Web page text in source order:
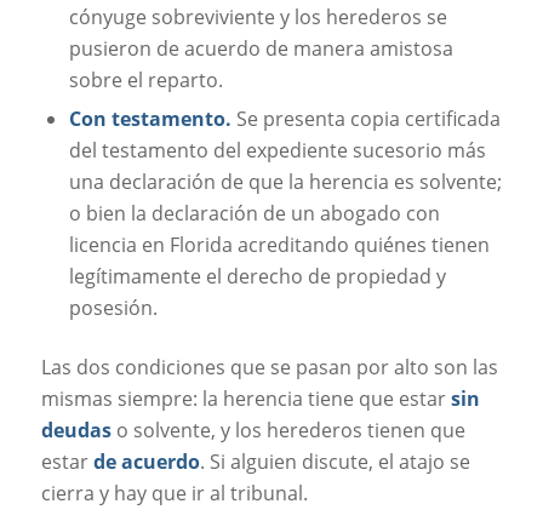
cónyuge sobreviviente y los herederos se
pusieron de acuerdo de manera amistosa
sobre el reparto.
Con testamento. Se presenta copia certificada
del testamento del expediente sucesorio más
una declaración de que la herencia es solvente;
o bien la declaración de un abogado con
licencia en Florida acreditando quiénes tienen
legítimamente el derecho de propiedad y
posesión.
Las dos condiciones que se pasan por alto son las
mismas siempre: la herencia tiene que estarsin
deudaso solvente, y los herederos tienen que
estarde acuerdo. Si alguien discute, el atajo se
cierra y hay que ir al tribunal.